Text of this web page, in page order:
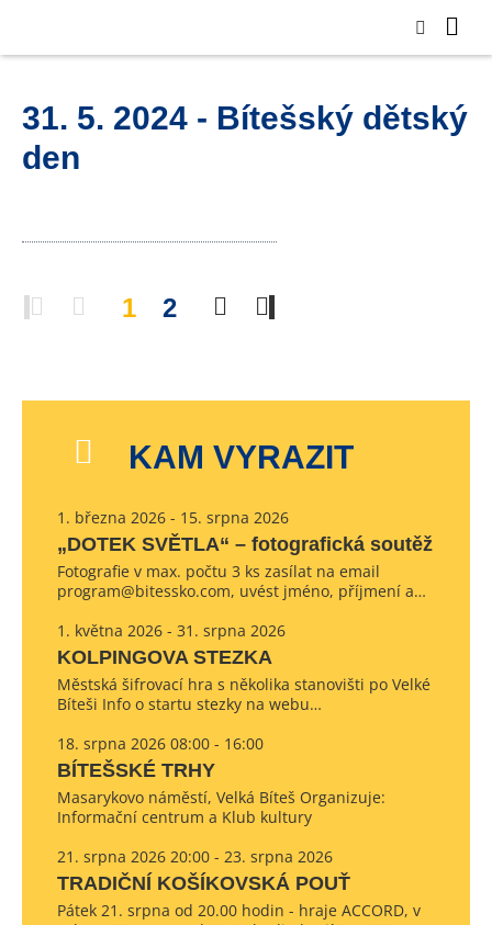
31. 5. 2024 - Bítešský dětský
den
1 2
KAM VYRAZIT
1. března 2026 - 15. srpna 2026
„DOTEK SVĚTLA“ – fotografická soutěž
Fotografie v max. počtu 3 ks zasílat na email
program@bitessko.com, uvést jméno, příjmení a…
1. května 2026 - 31. srpna 2026
KOLPINGOVA STEZKA
Městská šifrovací hra s několika stanovišti po Velké
Bíteši Info o startu stezky na webu…
18. srpna 2026 08:00 - 16:00
BÍTEŠSKÉ TRHY
Masarykovo náměstí, Velká Bíteš Organizuje:
Informační centrum a Klub kultury
21. srpna 2026 20:00 - 23. srpna 2026
TRADIČNÍ KOŠÍKOVSKÁ POUŤ
Pátek 21. srpna od 20.00 hodin - hraje ACCORD, v